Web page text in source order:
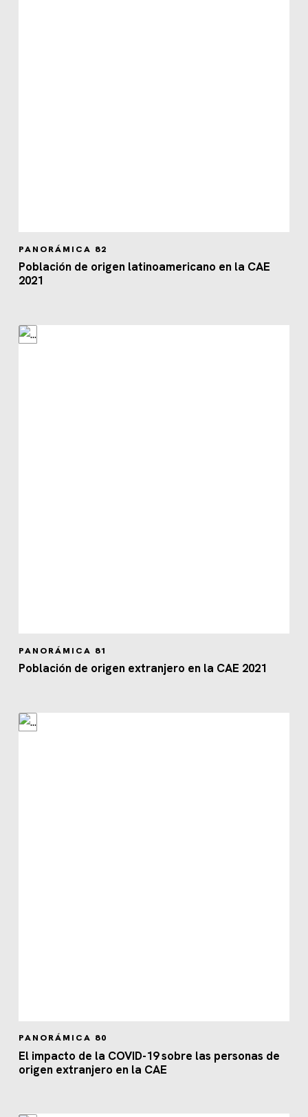
PANORÁMICA 82
Población de origen latinoamericano en la CAE
2021
PANORÁMICA 81
Población de origen extranjero en la CAE 2021
PANORÁMICA 80
El impacto de la COVID-19 sobre las personas de
origen extranjero en la CAE